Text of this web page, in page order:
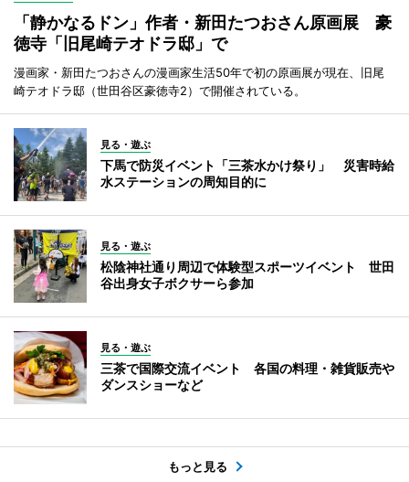
「静かなるドン」作者・新田たつおさん原画展 豪
徳寺「旧尾崎テオドラ邸」で
漫画家・新田たつおさんの漫画家生活50年で初の原画展が現在、旧尾
崎テオドラ邸（世田谷区豪徳寺2）で開催されている。
見る・遊ぶ
下馬で防災イベント「三茶水かけ祭り」 災害時給
水ステーションの周知目的に
見る・遊ぶ
松陰神社通り周辺で体験型スポーツイベント 世田
谷出身女子ボクサーら参加
見る・遊ぶ
三茶で国際交流イベント 各国の料理・雑貨販売や
ダンスショーなど
もっと見る